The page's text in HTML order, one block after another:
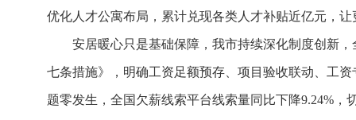
优化人才公寓布局，累计兑现各类人才补贴近亿元，
安居暖心只是基础保障，我市持续深化制度创新
七条措施》，明确工资足额预存、项目验收联动、工
题零发生，全国欠薪线索平台线索量同比下降9.24%